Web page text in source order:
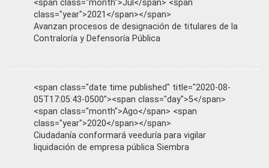
<span class="month">Jul</span> <span
class="year">2021</span></span>
Avanzan procesos de designación de titulares de la
Contraloría y Defensoría Pública
<span class="date time published" title="2020-08-
05T17:05:43-0500"><span class="day">5</span>
<span class="month">Ago</span> <span
class="year">2020</span></span>
Ciudadanía conformará veeduría para vigilar
liquidación de empresa pública Siembra